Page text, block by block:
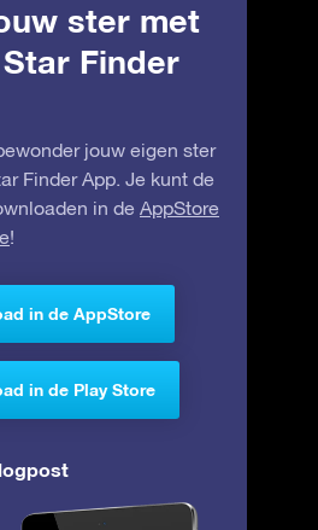
ster met
Finder
jouw eigen ster
Finder App. Je kunt de
in de AppStore
!
in de AppStore
in de Play Store